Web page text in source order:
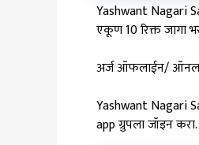
Yashwant Nagari
एकूण 10 रिक्त जागा
अर्ज ऑफलाईन/
Yashwant Nagari
app ग्रुपला जॉइन करा.